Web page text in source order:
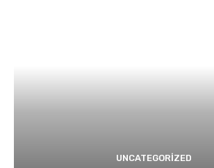
UNCATEGORIZED